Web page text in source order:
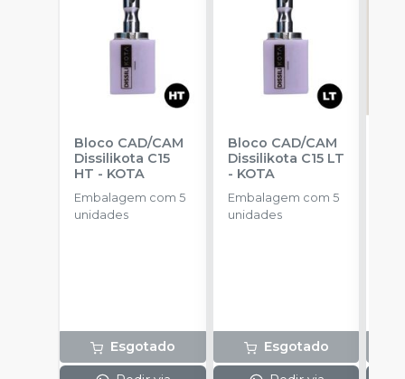
Bloco CAD/CAM
Dissilikota C15
HT - KOTA
Embalagem com 5
unidades
Esgotado
Bloco CAD/CAM
Dissilikota C15 LT
- KOTA
Embalagem com 5
unidades
Esgotado